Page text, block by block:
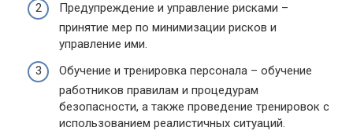
Предупреждение и управление рисками –
принятие мер по минимизации рисков и
управление ими.
Обучение и тренировка персонала – обучение
работников правилам и процедурам
безопасности, а также проведение тренировок с
использованием реалистичных ситуаций.